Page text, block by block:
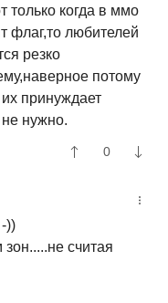
только когда в ммо
флаг,то любителей
резко
потому
принуждает
нужно.
0
))
считая